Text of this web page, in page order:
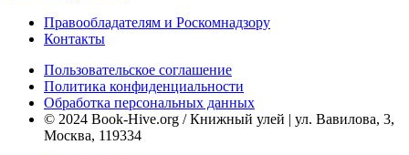
Правообладателям и Роскомнадзору
Контакты
Пользовательское соглашение
Политика конфиденциальности
Обработка персональных данных
© 2024 Book-Hive.org / Книжный улей | ул. Вавилова, 3,
Москва, 119334